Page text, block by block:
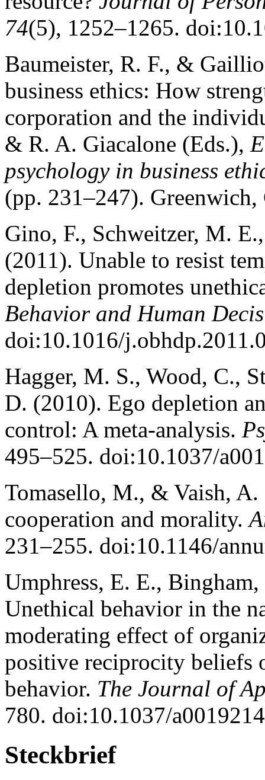
74(5), 1252–1265.
Baumeister, R. F., &
business ethics: How
corporation and the
& R. A. Giacalone (Eds.),
psychology in business
(pp. 231–247).
Gino, F., Schweitzer, M.
(2011). Unable to resist
depletion promotes
Behavior and Human
doi:10.1016/
Hagger, M. S., Wood, C.,
D. (2010). Ego depletion
control: A meta-analysis.
495–525. doi:10.1037/
Tomasello, M., & Vaish,
cooperation and morality.
231–255. doi:10.1146/
Umphress, E. E.,
Unethical behavior in the
moderating effect of
positive reciprocity beliefs
behavior. The Journal of
780. doi:10.1037/a0019214
Steckbrief